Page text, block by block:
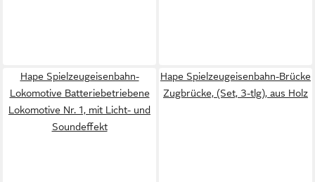
Hape Spielzeugeisenbahn-
Lokomotive Batteriebetriebene
Lokomotive Nr. 1, mit Licht- und
Soundeffekt
Hape Spielzeugeisenbahn-Brücke
Zugbrücke, (Set, 3-tlg), aus Holz